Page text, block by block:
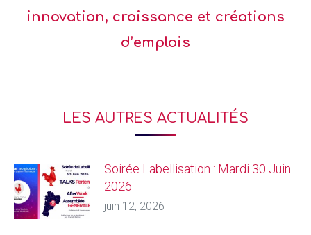
innovation, croissance et créations
d’emplois
LES AUTRES ACTUALITÉS
Soirée Labellisation : Mardi 30 Juin
2026
juin 12, 2026